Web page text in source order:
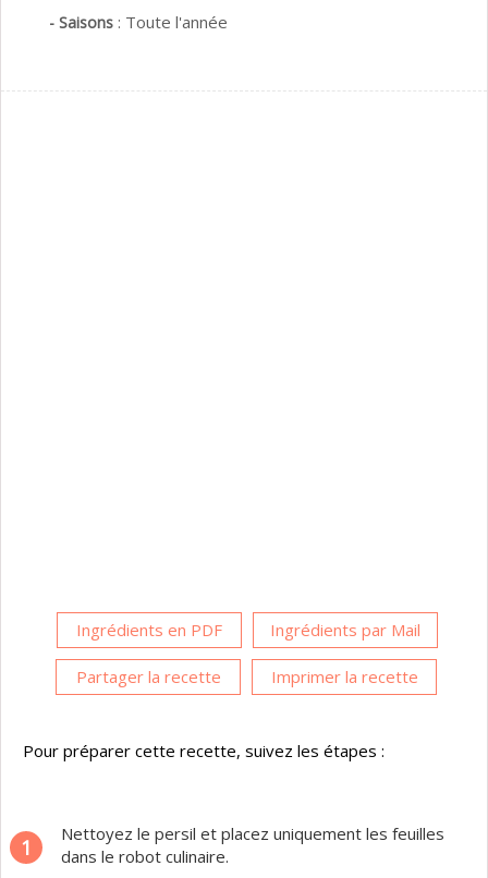
- Saisons : Toute l'année
Ingrédients en PDF Ingrédients par Mail
Partager la recette Imprimer la recette
Pour préparer cette recette, suivez les étapes :
1
Nettoyez le persil et placez uniquement les feuilles
dans le robot culinaire.